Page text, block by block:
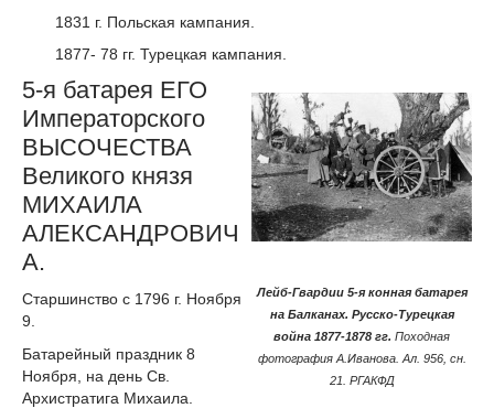
1831 г. Польская кампания.
1877- 78 гг. Турецкая кампания.
Лейб-Гвардии 5-я конная батарея
на Балканах. Русско-Турецкая
война 1877-1878 гг. Походная
фотография А.Иванова. Ал. 956, сн.
21. РГАКФД
5-я батарея ЕГО
Императорского
ВЫСОЧЕСТВА
Великого князя
МИХАИЛА
АЛЕКСАНДРОВИЧ
А.
Старшинство с 1796 г. Ноября
9.
Батарейный праздник 8
Ноября, на день Св.
Архистратига Михаила.